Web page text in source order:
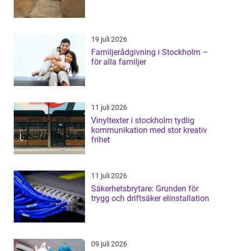
19 juli 2026
Familjerådgivning i Stockholm –
för alla familjer
11 juli 2026
Vinyltexter i stockholm tydlig
kommunikation med stor kreativ
frihet
11 juli 2026
Säkerhetsbrytare: Grunden för
trygg och driftsäker elinstallation
09 juli 2026